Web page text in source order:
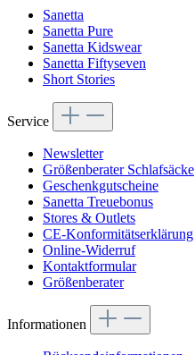
Sanetta
Sanetta Pure
Sanetta Kidswear
Sanetta Fiftyseven
Short Stories
Service
Newsletter
Größenberater Schlafsäcke
Geschenkgutscheine
Sanetta Treuebonus
Stores & Outlets
CE-Konformitätserklärung
Online-Widerruf
Kontaktformular
Größenberater
Informationen